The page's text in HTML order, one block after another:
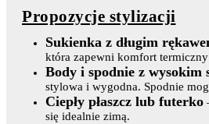
Propozycje stylizacji
Sukienka z długim
która zapewni komfort
Body i spodnie z wysokim
stylowa i wygodna. Spodnie
Ciepły płaszcz lub futerko
się idealnie zimą.